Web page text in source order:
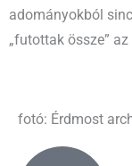
adományokból
„futottak össze” az
fotó: Érdmost